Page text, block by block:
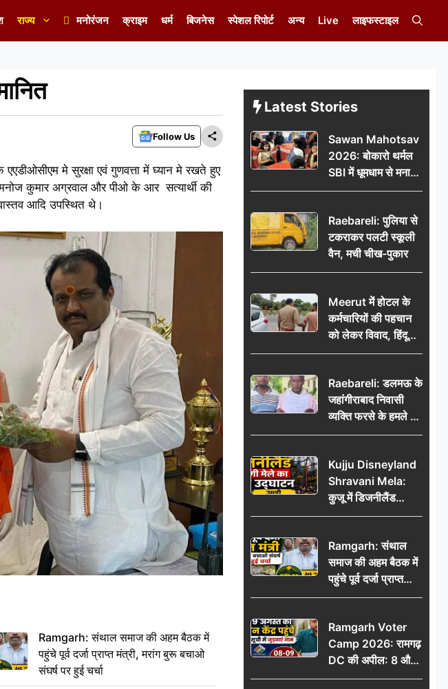
राज्य मनोरंजन क्राइम धर्म बिजनेस स्पेशल रिपोर्ट अन्य Live लाइफस्टाइल
Follow Us
मे सुरक्षा एवं गुणवत्ता में घ्यान मे रखते हुए
कुमार अग्रवाल और पीओ के आर सत्यार्थी की
आदि उपस्थित थे।
Ramgarh: संथाल समाज की अहम बैठक में
पहुंचे पूर्व दर्जा प्राप्त मंत्री, मरांग बुरू बचाओ
संघर्ष पर हुई चर्चा
Latest Stories
Sawan Mahotsav
2026: बोकारो थर्मल
SBI में धूमधाम से मना
सावन महोत्सव
Raebareli: पुलिया से
टकराकर पलटी स्कूली
वैन, मची चीख-पुकार
Meerut में होटल के
कर्मचारियों की पहचान
को लेकर विवाद, हिंदू
सुरक्षा संगठन ने उठाए
की मांग
Raebareli: डलमऊ के
जहांगीराबाद निवासी
व्यक्ति फरसे के हमले में
घायल थाने में शिकायत
हजार’, रकम न देने पर
कार्रवाई ठंडी!
Kujju Disneyland
Shravani Mela:
कुजू में डिजनीलैंड
श्रावणी मेले का भव्य
की भीड़
Ramgarh: संथाल
समाज की अहम बैठक में
पहुंचे पूर्व दर्जा प्राप्त
मंत्री, मरांग बुरू बचाओ
Ramgarh Voter
Camp 2026: रामगढ़
DC की अपील: 8 और
9 अगस्त को मतदान